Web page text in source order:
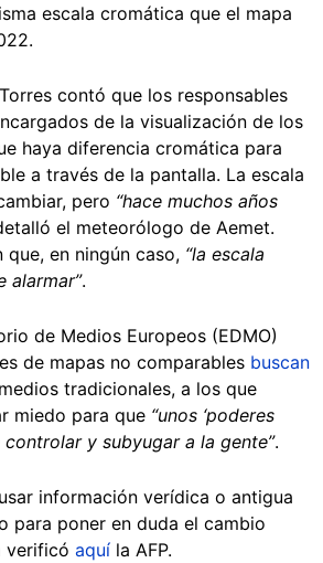
escala cromática que el mapa
contó que los responsables
de la visualización de los
haya diferencia cromática para
a través de la pantalla. La escala
pero “hace muchos años
el meteorólogo de Aemet.
que, en ningún caso, “la escala
alarmar”.
de Medios Europeos (EDMO)
de mapas no comparables buscan
tradicionales, a los que
miedo para que “unos ‘poderes
controlar y subyugar a la gente”.
información verídica o antigua
para poner en duda el cambio
verificó aquí la AFP.